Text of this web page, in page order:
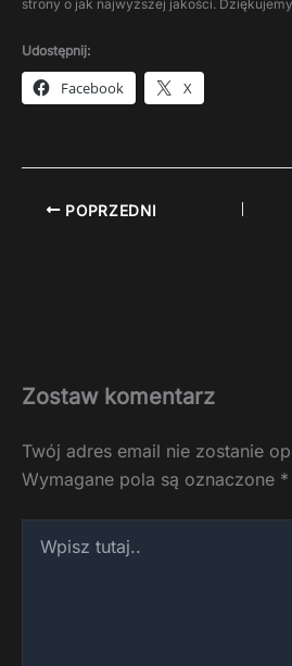
strony o jak najwyższej jakości.
Udostępnij:
Facebook X
POPRZEDNI
Zostaw komentarz
Twój adres email nie zostanie
Wymagane pola są oznaczone *
tutaj..